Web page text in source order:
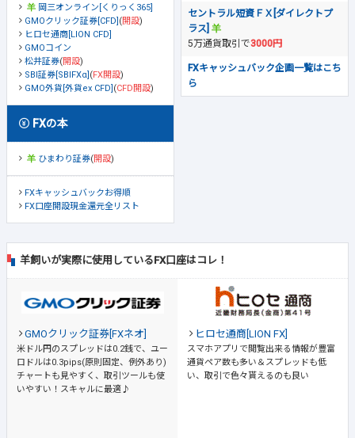
岡三オンライン[くりっく365]
GMOクリック証券[CFD] (開設)
ヒロセ通商[LION CFD]
GMOコイン
松井証券(開設)
SBI証券[SBIFXα] (FX開設)
GMO外貨[外貨ex CFD] (CFD開設)
FXの本
ひまわり証券(開設)
FXキャッシュバックお得順
FX口座開設現金還元全リスト
セントラル短資ＦＸ[ダイレクトプ
ラス]
5万通貨取引で3000円
FXキャッシュバック企画一覧はこち
ら
羊飼いが実際に使用しているFX口座はコレ！
GMOクリック証券[FXネオ]
米ドル円のスプレッドは0.2銭で、ユー
ロドルは0.3pips(原則固定、例外あり)
チャートも見やすく、取引ツールも使
いやすい！スキャルに最適♪
ヒロセ通商[LION FX]
スマホアプリで閲覧出来る情報が豊富
通貨ペア数も多い＆スプレッドも低
い、取引で色々貰えるのも良い